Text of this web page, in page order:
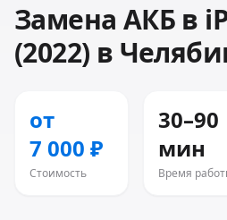
Замена АКБ в
(2022) в
от
7 000 ₽
Стоимость
30–90
мин
Время